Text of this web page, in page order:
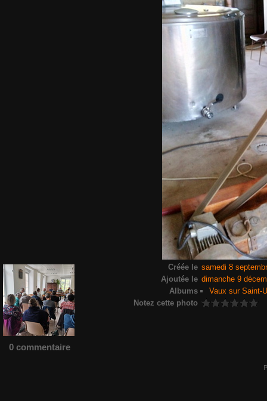
Créée le samedi 8
Ajoutée le dimanche 9
Albums
Vaux sur Saint-
Notez cette photo
0 commentaire